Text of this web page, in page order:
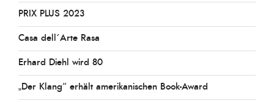
PRIX PLUS 2023
Casa dell´Arte Rasa
Erhard Diehl wird 80
„Der Klang“ erhält amerikanischen Book-Award